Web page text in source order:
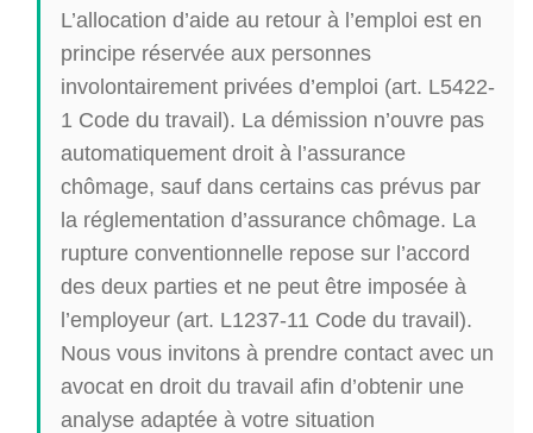
L’allocation d’aide au retour à l’emploi est en
principe réservée aux personnes
involontairement privées d’emploi (art. L5422-
1 Code du travail). La démission n’ouvre pas
automatiquement droit à l’assurance
chômage, sauf dans certains cas prévus par
la réglementation d’assurance chômage. La
rupture conventionnelle repose sur l’accord
des deux parties et ne peut être imposée à
l’employeur (art. L1237-11 Code du travail).
Nous vous invitons à prendre contact avec un
avocat en droit du travail afin d’obtenir une
analyse adaptée à votre situation